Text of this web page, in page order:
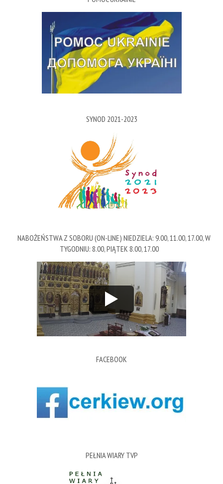
SYNOD 2021-2023
NABOŻEŃSTWA Z SOBORU (ON-LINE) NIEDZIELA: 9.00, 11.00, 17.00, W
TYGODNIU: 8.00, PIĄTEK 8.00, 17.00
FACEBOOK
PEŁNIA WIARY TVP